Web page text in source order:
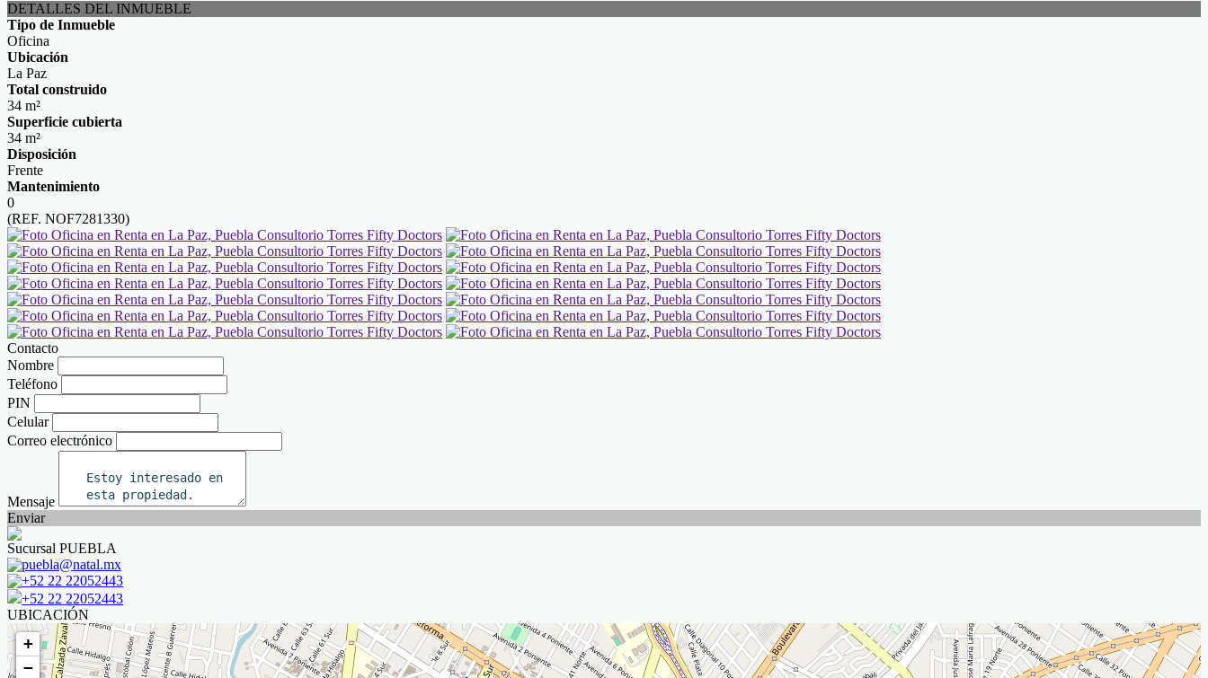
DETALLES DEL INMUEBLE
Tipo de Inmueble
Oficina
Ubicación
La Paz
Total construido
34 m²
Superficie cubierta
34 m²
Disposición
Frente
Mantenimiento
0
(REF. NOF7281330)
Contacto
Nombre
Teléfono
PIN
Celular
Correo electrónico
Mensaje
Enviar
Sucursal PUEBLA
puebla@natal.mx
+52 22 22052443
+52 22 22052443
UBICACIÓN
+
−